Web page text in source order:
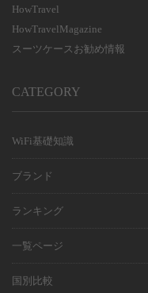
HowTravel
HowTravelMagazine
スーツケースお勧め情報
CATEGORY
WiFi基礎知識
ブランド
ランキング
一覧ページ
国別比較